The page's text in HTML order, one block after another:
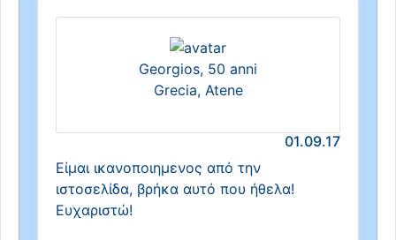
Georgios, 50 anni
Grecia, Atene
01.09.17
Είμαι ικανοποιημενος από την
ιστοσελίδα, βρήκα αυτό που ήθελα!
Ευχαριστώ!